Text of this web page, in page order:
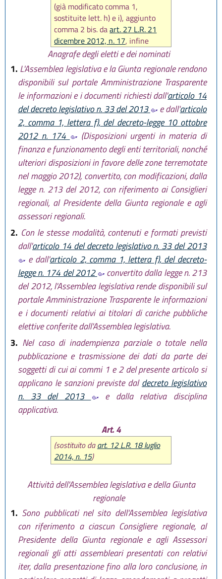
(già modificato comma 1,
sostituite lett. h) e i), aggiunto
comma 2 bis. daart. 27 L.R. 21
dicembre 2012, n. 17, infine
sostituito intero articolo daart.
12 L.R. 18 luglio 2014, n. 15
Anagrafe degli eletti e dei nominati
1. L'Assemblea legislativa e la Giunta regionale rendono
disponibili sul portale Amministrazione Trasparente
le informazioni e i documenti richiesti dall'articolo 14
del decreto legislativo n. 33 del 2013
e dall'articolo
2, comma 1, lettera f), del decreto-legge 10 ottobre
2012 n. 174
(Disposizioni urgenti in materia di
finanza e funzionamento degli enti territoriali, nonché
ulteriori disposizioni in favore delle zone terremotate
nel maggio 2012), convertito, con modificazioni, dalla
legge n. 213 del 2012, con riferimento ai Consiglieri
regionali, al Presidente della Giunta regionale e agli
assessori regionali.
2. Con le stesse modalità, contenuti e formati previsti
dall'articolo 14 del decreto legislativo n. 33 del 2013
e dall'articolo 2, comma 1, lettera f), del decreto-
legge n. 174 del 2012
convertito dalla legge n. 213
del 2012, l'Assemblea legislativa rende disponibili sul
portale Amministrazione Trasparente le informazioni
e i documenti relativi ai titolari di cariche pubbliche
elettive conferite dall'Assemblea legislativa.
3. Nel caso di inadempienza parziale o totale nella
pubblicazione e trasmissione dei dati da parte dei
soggetti di cui ai commi 1 e 2 del presente articolo si
applicano le sanzioni previste daldecreto legislativo
n. 33 del 2013
e dalla relativa disciplina
applicativa.
Art. 4
(sostituito daart. 12 L.R. 18 luglio
2014, n. 15)
Attività dell'Assemblea legislativa e della Giunta
regionale
1. Sono pubblicati nel sito dell'Assemblea legislativa
con riferimento a ciascun Consigliere regionale, al
Presidente della Giunta regionale e agli Assessori
regionali gli atti assembleari presentati con relativi
iter, dalla presentazione fino alla loro conclusione, in